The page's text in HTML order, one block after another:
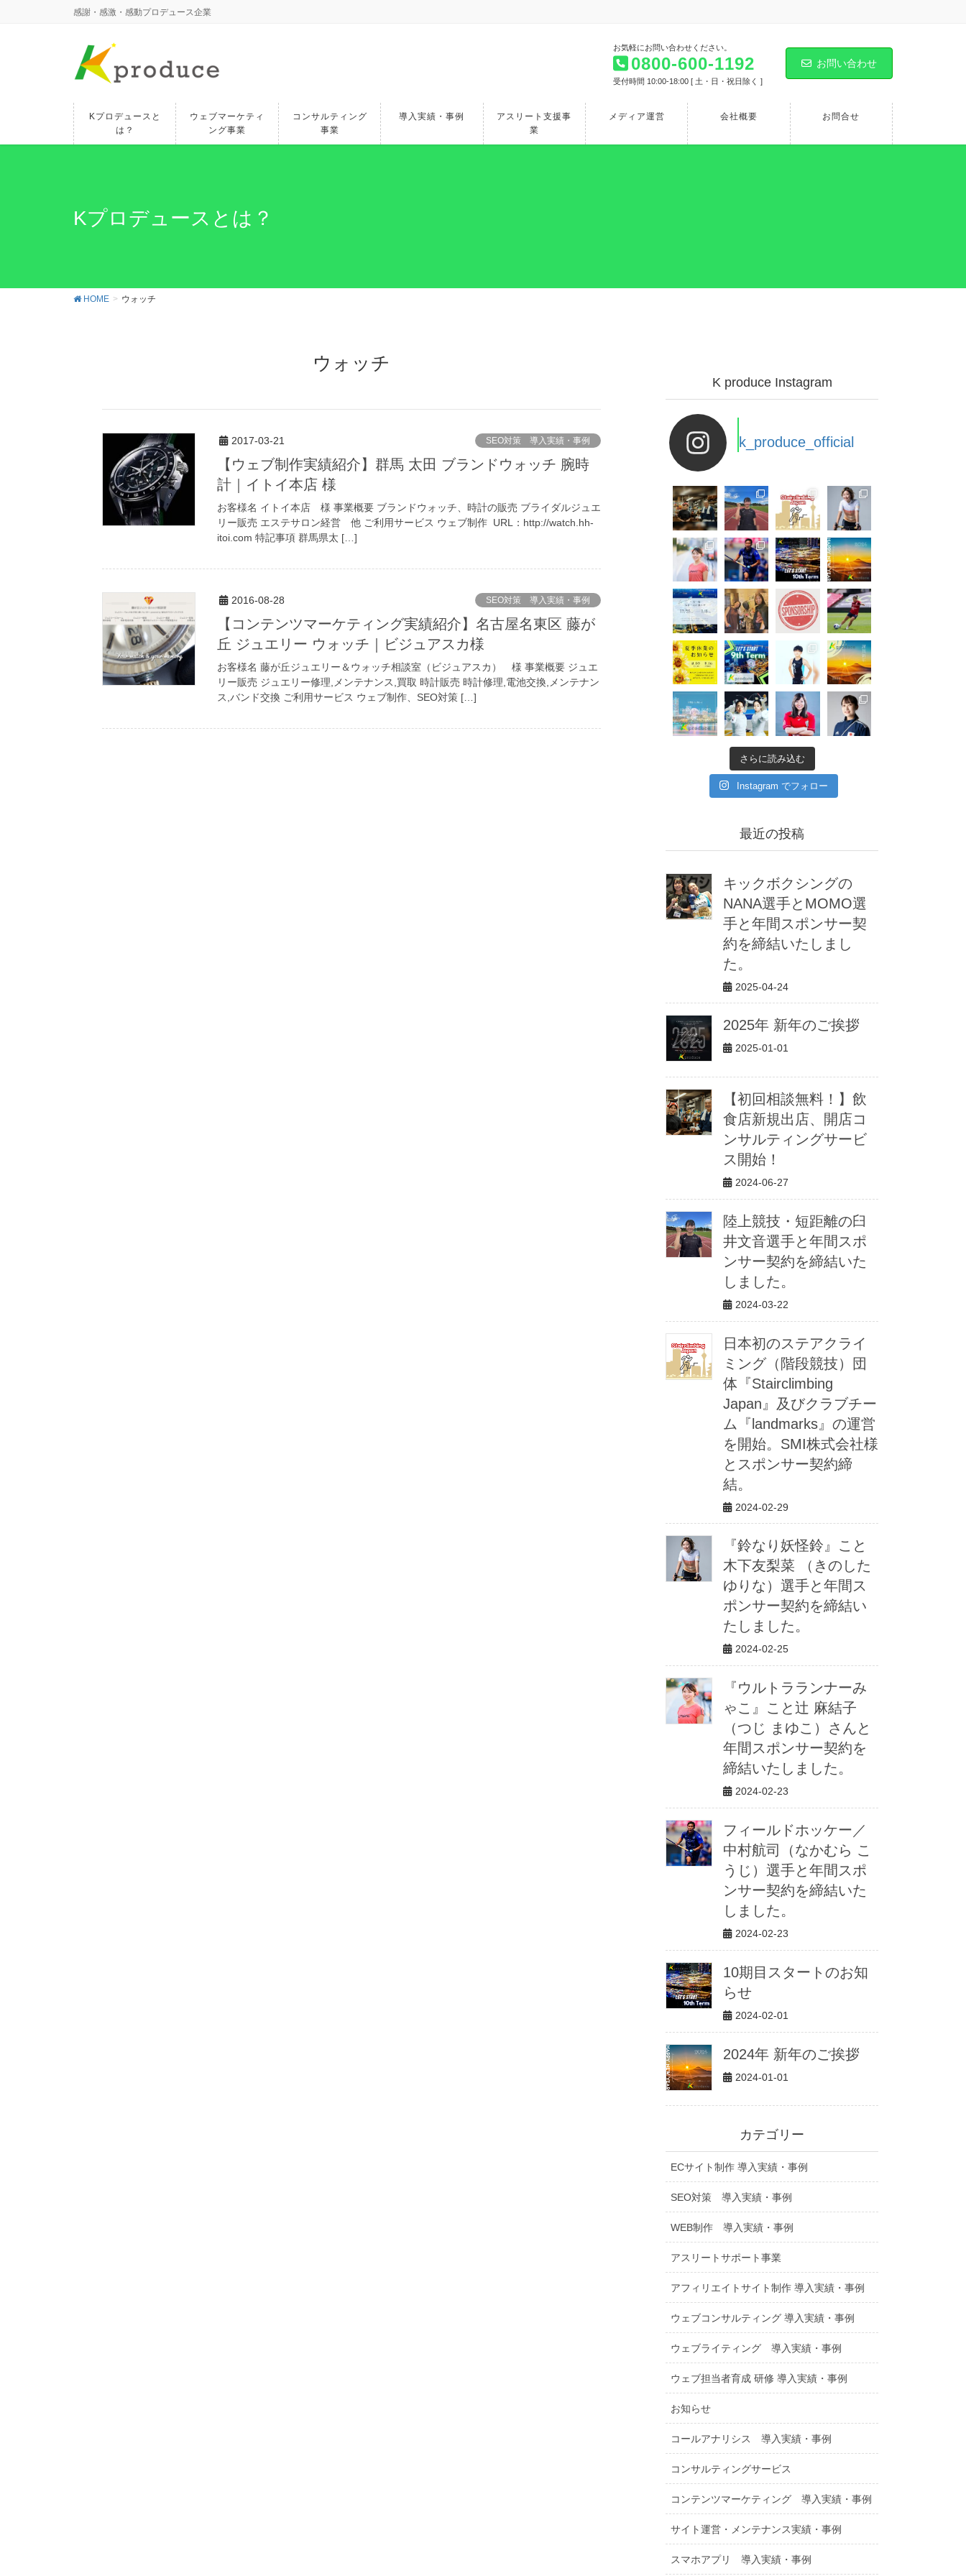
感謝・感激・感動プロデュース企業
お気軽にお問い合わせください。
0800-600-1192
受付時間 10:00-18:00 [ 土・日・祝日除く ]
お問い合わせ
Kプロデュースと
は？
ウェブマーケティ
ング事業
コンサルティング
事業
導入実績・事例
アスリート支援事
業
メディア運営 会社概要 お問合せ
Kプロデュースとは？
HOME ウォッチ
ウォッチ
2017-03-21 SEO対策 導入実績・事例
【ウェブ制作実績紹介】群馬 太田 ブランドウォッチ 腕時
計｜イトイ本店 様
お客様名 イトイ本店 様 事業概要 ブランドウォッチ、時計の販売 ブライダルジュエ
リー販売 エステサロン経営 他 ご利用サービス ウェブ制作 URL：http://watch.hh-
itoi.com 特記事項 群馬県太 […]
2016-08-28 SEO対策 導入実績・事例
【コンテンツマーケティング実績紹介】名古屋名東区 藤が
丘 ジュエリー ウォッチ｜ビジュアスカ様
お客様名 藤が丘ジュエリー＆ウォッチ相談室（ビジュアスカ） 様 事業概要 ジュエ
リー販売 ジュエリー修理,メンテナンス,買取 時計販売 時計修理,電池交換,メンテナン
ス,バンド交換 ご利用サービス ウェブ制作、SEO対策 […]
K produce Instagram
k_produce_official
さらに読み込む
Instagram でフォロー
最近の投稿
キックボクシングの
NANA選手とMOMO選
手と年間スポンサー契
約を締結いたしまし
た。
2025-04-24
2025年 新年のご挨拶
2025-01-01
【初回相談無料！】飲
食店新規出店、開店コ
ンサルティングサービ
ス開始！
2024-06-27
陸上競技・短距離の臼
井文音選手と年間スポ
ンサー契約を締結いた
しました。
2024-03-22
日本初のステアクライ
ミング（階段競技）団
体『Stairclimbing
Japan』及びクラブチー
ム『landmarks』の運営
を開始。SMI株式会社様
とスポンサー契約締
結。
2024-02-29
『鈴なり妖怪鈴』こと
木下友梨菜 （きのした
ゆりな）選手と年間ス
ポンサー契約を締結い
たしました。
2024-02-25
『ウルトラランナーみ
ゃこ』こと辻 麻結子
（つじ まゆこ）さんと
年間スポンサー契約を
締結いたしました。
2024-02-23
フィールドホッケー／
中村航司（なかむら こ
うじ）選手と年間スポ
ンサー契約を締結いた
しました。
2024-02-23
10期目スタートのお知
らせ
2024-02-01
2024年 新年のご挨拶
2024-01-01
カテゴリー
ECサイト制作 導入実績・事例
SEO対策 導入実績・事例
WEB制作 導入実績・事例
アスリートサポート事業
アフィリエイトサイト制作 導入実績・事例
ウェブコンサルティング 導入実績・事例
ウェブライティング 導入実績・事例
ウェブ担当者育成 研修 導入実績・事例
お知らせ
コールアナリシス 導入実績・事例
コンサルティングサービス
コンテンツマーケティング 導入実績・事例
サイト運営・メンテナンス実績・事例
スマホアプリ 導入実績・事例